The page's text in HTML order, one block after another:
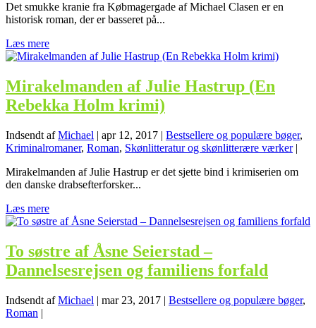
Det smukke kranie fra Købmagergade af Michael Clasen er en
historisk roman, der er basseret på...
Læs mere
Mirakelmanden af Julie Hastrup (En
Rebekka Holm krimi)
Indsendt afMichael | apr 12, 2017 | Bestsellere og populære bøger,
Kriminalromaner, Roman, Skønlitteratur og skønlitterære værker|
Mirakelmanden af Julie Hastrup er det sjette bind i krimiserien om
den danske drabsefterforsker...
Læs mere
To søstre af Åsne Seierstad –
Dannelsesrejsen og familiens forfald
Indsendt afMichael | mar 23, 2017 | Bestsellere og populære bøger,
Roman |